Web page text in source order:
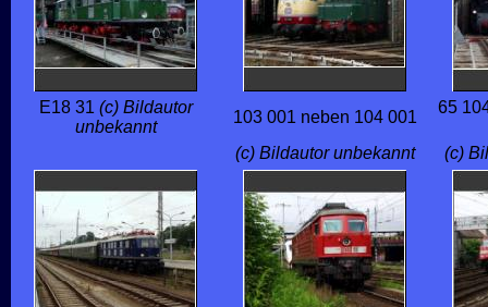
E18 31 (c) Bildautor
unbekannt
103 001 neben 104 001
65
(c) Bildautor unbekannt (c)